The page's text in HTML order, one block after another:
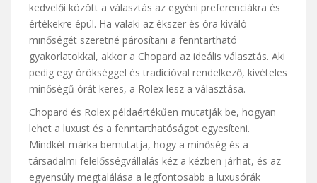
kedvelői között a választás az egyéni preferenciákra és
értékekre épül. Ha valaki az ékszer és óra kiváló
minőségét szeretné párosítani a fenntartható
gyakorlatokkal, akkor a Chopard az ideális választás. Aki
pedig egy örökséggel és tradícióval rendelkező, kivételes
minőségű órát keres, a Rolex lesz a választása.
Chopard és Rolex példaértékűen mutatják be, hogyan
lehet a luxust és a fenntarthatóságot egyesíteni.
Mindkét márka bemutatja, hogy a minőség és a
társadalmi felelősségvállalás kéz a kézben járhat, és az
egyensúly megtalálása a legfontosabb a luxusórák